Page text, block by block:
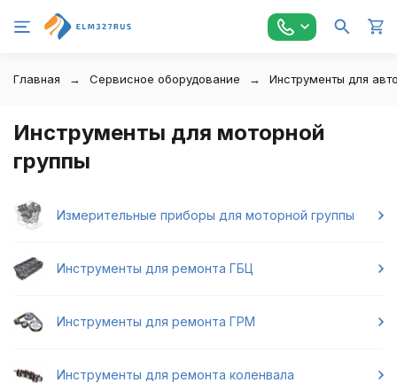
Главная Сервисное оборудование Инструменты для
Инструменты для моторной
группы
Измерительные приборы для моторной группы
Инструменты для ремонта ГБЦ
Инструменты для ремонта ГРМ
Инструменты для ремонта коленвала